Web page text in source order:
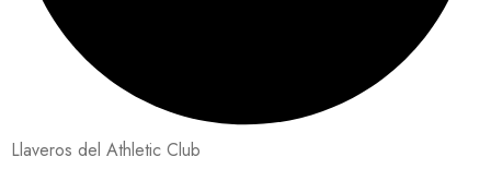
Llaveros del Athletic Club